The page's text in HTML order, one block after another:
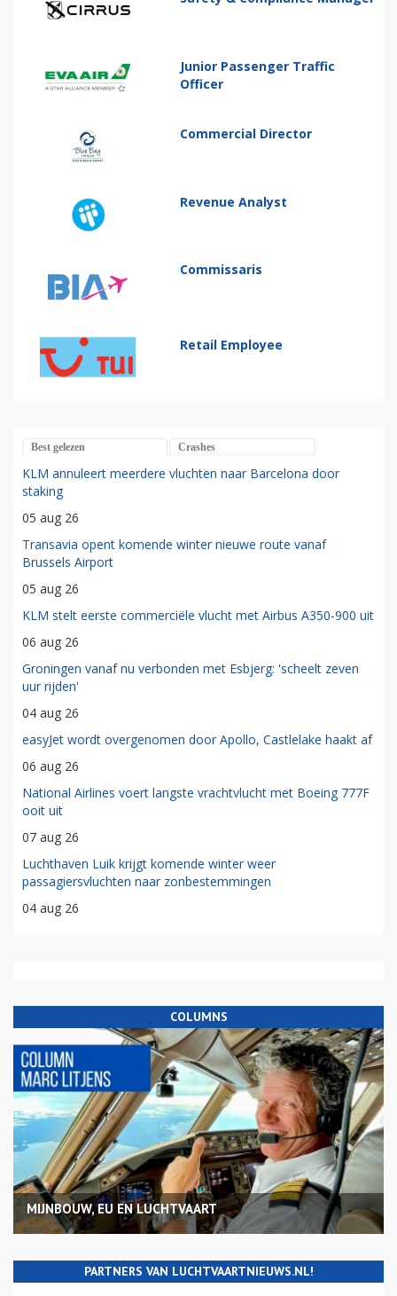
Junior Passenger Traffic
Officer
Commercial Director
Revenue Analyst
Commissaris
Retail Employee
Best gelezen Crashes
KLM annuleert meerdere vluchten naar Barcelona door
staking
05 aug 26
Transavia opent komende winter nieuwe route vanaf
Brussels Airport
05 aug 26
KLM stelt eerste commerciële vlucht met Airbus A350-900 uit
06 aug 26
Groningen vanaf nu verbonden met Esbjerg: 'scheelt zeven
uur rijden'
04 aug 26
easyJet wordt overgenomen door Apollo, Castlelake haakt af
06 aug 26
National Airlines voert langste vrachtvlucht met Boeing 777F
ooit uit
07 aug 26
Luchthaven Luik krijgt komende winter weer
passagiersvluchten naar zonbestemmingen
04 aug 26
COLUMNS
MIJNBOUW, EU EN LUCHTVAART
PARTNERS VAN LUCHTVAARTNIEUWS.NL!